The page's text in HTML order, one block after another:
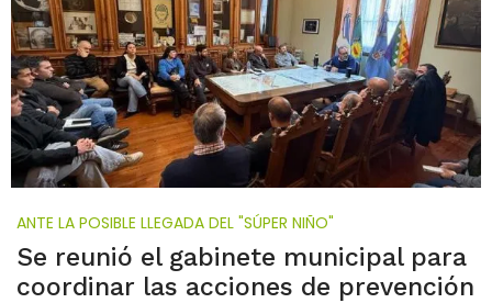
ANTE LA POSIBLE LLEGADA DEL "SÚPER NIÑO"
Se reunió el gabinete municipal para
coordinar las acciones de prevención